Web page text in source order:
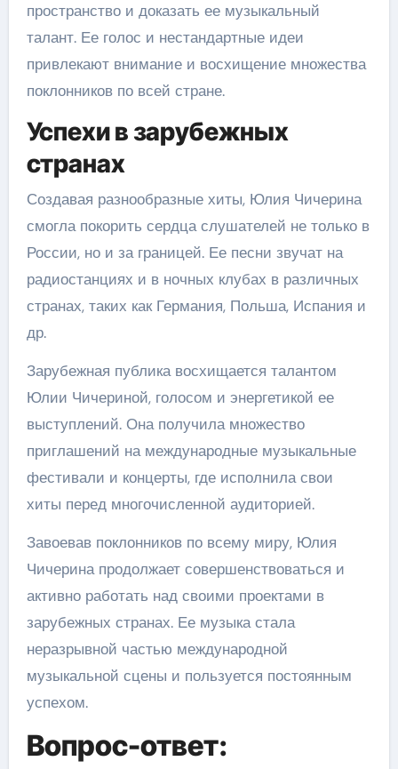
пространство и доказать ее музыкальный
талант. Ее голос и нестандартные идеи
привлекают внимание и восхищение множества
поклонников по всей стране.
Успехи в зарубежных
странах
Создавая разнообразные хиты, Юлия Чичерина
смогла покорить сердца слушателей не только в
России, но и за границей. Ее песни звучат на
радиостанциях и в ночных клубах в различных
странах, таких как Германия, Польша, Испания и
др.
Зарубежная публика восхищается талантом
Юлии Чичериной, голосом и энергетикой ее
выступлений. Она получила множество
приглашений на международные музыкальные
фестивали и концерты, где исполнила свои
хиты перед многочисленной аудиторией.
Завоевав поклонников по всему миру, Юлия
Чичерина продолжает совершенствоваться и
активно работать над своими проектами в
зарубежных странах. Ее музыка стала
неразрывной частью международной
музыкальной сцены и пользуется постоянным
успехом.
Вопрос-ответ: